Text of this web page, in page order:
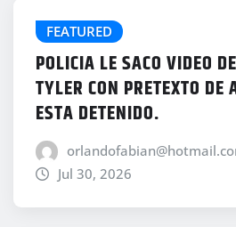
FEATURED
POLICIA LE SACO VIDEO
TYLER CON PRETEXTO DE
ESTA DETENIDO.
Jul 30, 2026